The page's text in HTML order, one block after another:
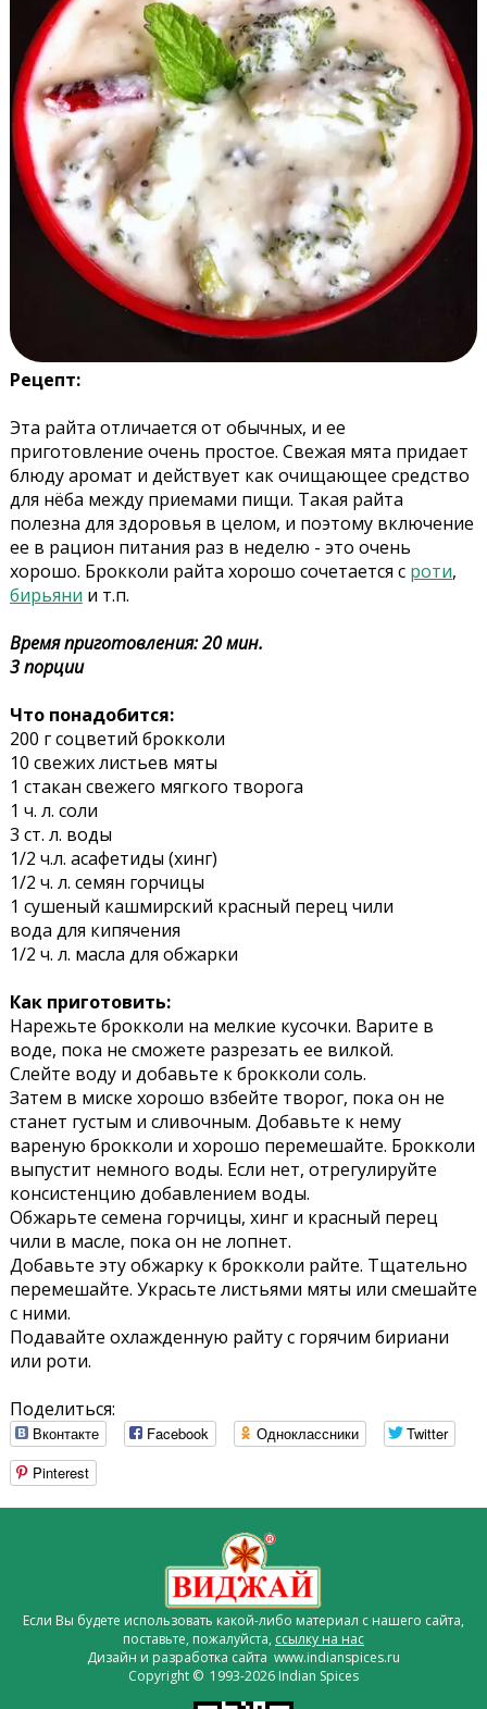
Рецепт:
Эта райта отличается от обычных, и ее
приготовление очень простое. Свежая мята придает
блюду аромат и действует как очищающее средство
для нёба между приемами пищи. Такая райта
полезна для здоровья в целом, и поэтому включение
ее в рацион питания раз в неделю - это очень
хорошо. Брокколи райта хорошо сочетается с роти,
бирьяни и т.п.
Время приготовления: 20 мин.
3 порции
Что понадобится:
200 г соцветий брокколи
10 свежих листьев мяты
1 стакан свежего мягкого творога
1 ч. л. соли
3 ст. л. воды
1/2 ч.л. асафетиды (хинг)
1/2 ч. л. семян горчицы
1 сушеный кашмирский красный перец чили
вода для кипячения
1/2 ч. л. масла для обжарки
Как приготовить:
Нарежьте брокколи на мелкие кусочки. Варите в
воде, пока не сможете разрезать ее вилкой.
Слейте воду и добавьте к брокколи соль.
Затем в миске хорошо взбейте творог, пока он не
станет густым и сливочным. Добавьте к нему
вареную брокколи и хорошо перемешайте. Брокколи
выпустит немного воды. Если нет, отрегулируйте
консистенцию добавлением воды.
Обжарьте семена горчицы, хинг и красный перец
чили в масле, пока он не лопнет.
Добавьте эту обжарку к брокколи райте. Тщательно
перемешайте. Украсьте листьями мяты или смешайте
с ними.
Подавайте охлажденную райту с горячим бириани
или роти.
Поделиться:
Вконтакте Facebook Одноклассники
Twitter
Pinterest
Если Вы будете использовать какой-либо материал с нашего сайта,
поставьте, пожалуйста, ссылку на нас
Дизайн и разработка сайта www.indianspices.ru
Copyright © 1993-2026 Indian Spices